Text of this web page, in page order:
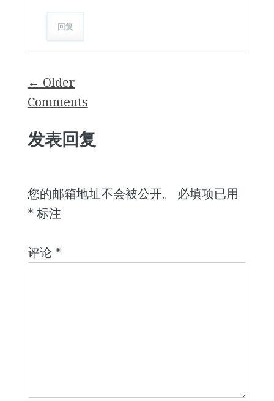
回复
Comment
navigation
← Older
Comments
发表回复
您的邮箱地址不会被公开。
必填项已用
* 标注
评论 *